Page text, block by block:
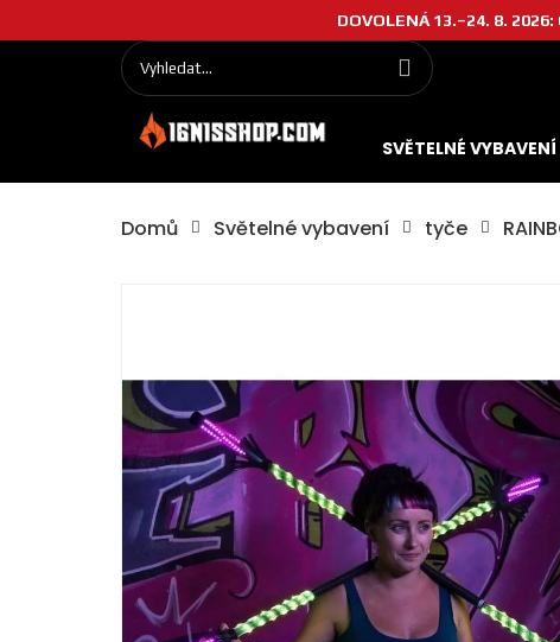
DOVOLENÁ 13.–24. 8.
SVĚTELNÉ VYBAVENÍ
Domů Světelné vybavení tyče